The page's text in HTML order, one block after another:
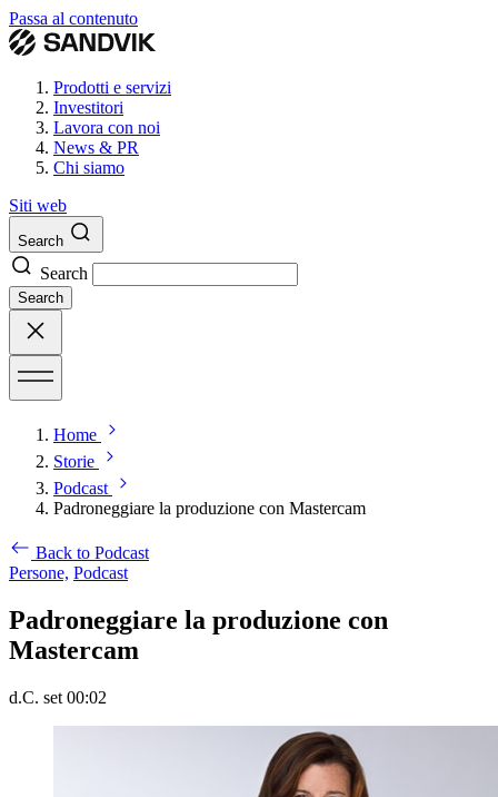
Passa al contenuto
Prodotti e servizi
Investitori
Lavora con noi
News & PR
Chi siamo
Siti web
Search
Search
Search
Home
Storie
Podcast
Padroneggiare la produzione con Mastercam
Back to Podcast
Persone, Podcast
Padroneggiare la produzione con
Mastercam
d.C. set 00:02